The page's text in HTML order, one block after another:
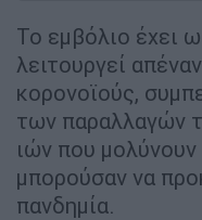
Το εμβόλιο έχει
λειτουργεί
κορονοϊούς,
των παραλλαγών
ιών που
μπορούσαν να
πανδημία.